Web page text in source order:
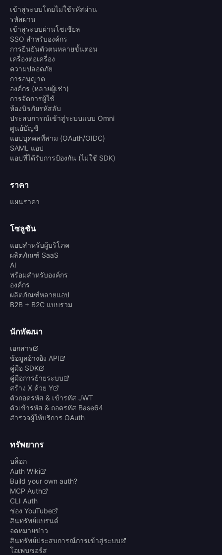
เข้าสู่ระบบโดยไม่ใช้รหัสผ่าน
รหัสผ่าน
เข้าสู่ระบบผ่านโซเชียล
SSO สำหรับองค์กร
การยืนยันตัวตนหลายขั้นตอน
เครื่องต่อเครื่อง
ความปลอดภัย
การอนุญาต
องค์กร (หลายผู้เช่า)
การจัดการผู้ใช้
ห้องนิรภัยรหัสลับ
ประสบการณ์เข้าสู่ระบบแบบ Omni
ศูนย์บัญชี
แอปบุคคลที่สาม (OAuth/OIDC)
SAML แอป
แอปที่ได้รับการป้องกัน (ไม่ใช้ SDK)
ราคา
แผนราคา
โซลูชัน
แอปสำหรับผู้บริโภค
ผลิตภัณฑ์ SaaS
AI
พร้อมสำหรับองค์กร
องค์กร
ผลิตภัณฑ์หลายแอป
B2B + B2C แบบรวม
นักพัฒนา
เอกสาร
ข้อมูลอ้างอิง API
คู่มือ SDK
คู่มือการย้ายระบบ
สร้าง X ด้วย Y
ตัวถอดรหัส & เข้ารหัส JWT
ตัวเข้ารหัส & ถอดรหัส Base64
สำรวจผู้ให้บริการ OAuth
ทรัพยากร
บล็อก
Auth Wiki
Build your own auth?
MCP Auth
CLI Auth
ช่อง YouTube
สินทรัพย์แบรนด์
จดหมายข่าว
สินทรัพย์ประสบการณ์การเข้าสู่ระบบ
โอเพ่นซอร์ส